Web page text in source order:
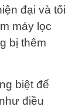
đại và tối
máy lọc
bị thêm
biệt để
điều